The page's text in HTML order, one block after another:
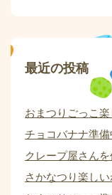
最近の投稿
おまつりごっこ
チョコバナナ準備
クレープ屋さんを
さかなつり楽しい